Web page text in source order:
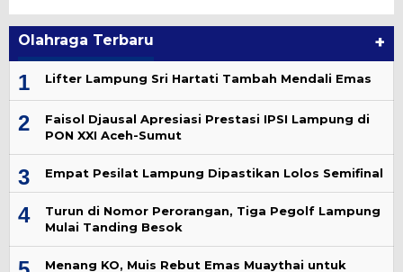
Olahraga Terbaru +
1 Lifter Lampung Sri Hartati Tambah Mendali Emas
2
Faisol Djausal Apresiasi Prestasi IPSI Lampung di
PON XXI Aceh-Sumut
3 Empat Pesilat Lampung Dipastikan Lolos Semifinal
4
Turun di Nomor Perorangan, Tiga Pegolf Lampung
Mulai Tanding Besok
Menang KO, Muis Rebut Emas Muaythai untuk